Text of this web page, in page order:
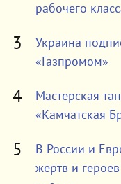
рабочего
Украина
«Газпромом»
Мастерская
«Камчатская
В России и
жертв и